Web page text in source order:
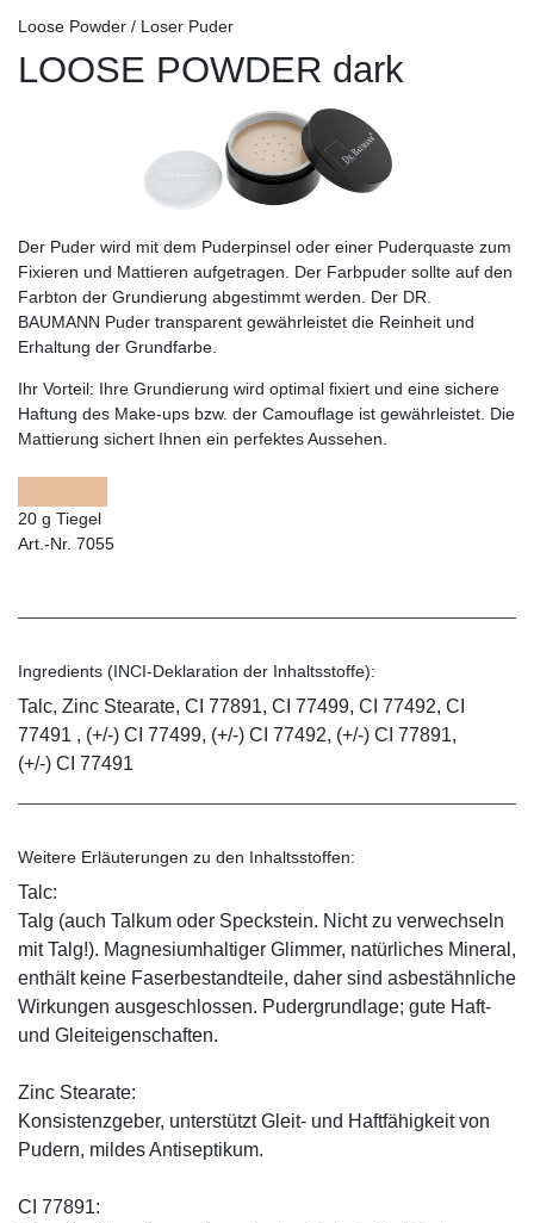
Loose Powder / Loser Puder
LOOSE POWDER dark
Der Puder wird mit dem Puderpinsel oder einer Puderquaste zum
Fixieren und Mattieren aufgetragen. Der Farbpuder sollte auf den
Farbton der Grundierung abgestimmt werden. Der DR.
BAUMANN Puder transparent gewährleistet die Reinheit und
Erhaltung der Grundfarbe.
Ihr Vorteil: Ihre Grundierung wird optimal fixiert und eine sichere
Haftung des Make-ups bzw. der Camouflage ist gewährleistet. Die
Mattierung sichert Ihnen ein perfektes Aussehen.
20 g Tiegel
Art.-Nr. 7055
Ingredients (INCI-Deklaration der Inhaltsstoffe):
Talc, Zinc Stearate, CI 77891, CI 77499, CI 77492, CI
77491 , (+/-) CI 77499, (+/-) CI 77492, (+/-) CI 77891,
(+/-) CI 77491
Weitere Erläuterungen zu den Inhaltsstoffen:
Talc:
Talg (auch Talkum oder Speckstein. Nicht zu verwechseln
mit Talg!). Magnesiumhaltiger Glimmer, natürliches Mineral,
enthält keine Faserbestandteile, daher sind asbestähnliche
Wirkungen ausgeschlossen. Pudergrundlage; gute Haft-
und Gleiteigenschaften.
Zinc Stearate:
Konsistenzgeber, unterstützt Gleit- und Haftfähigkeit von
Pudern, mildes Antiseptikum.
CI 77891: